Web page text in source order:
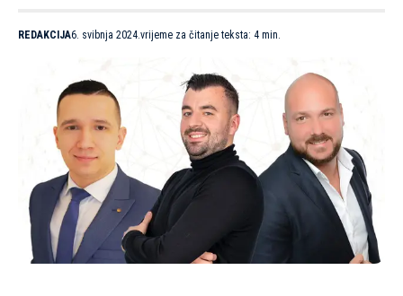
REDAKCIJA6. svibnja 2024.vrijeme za čitanje teksta: 4 min.